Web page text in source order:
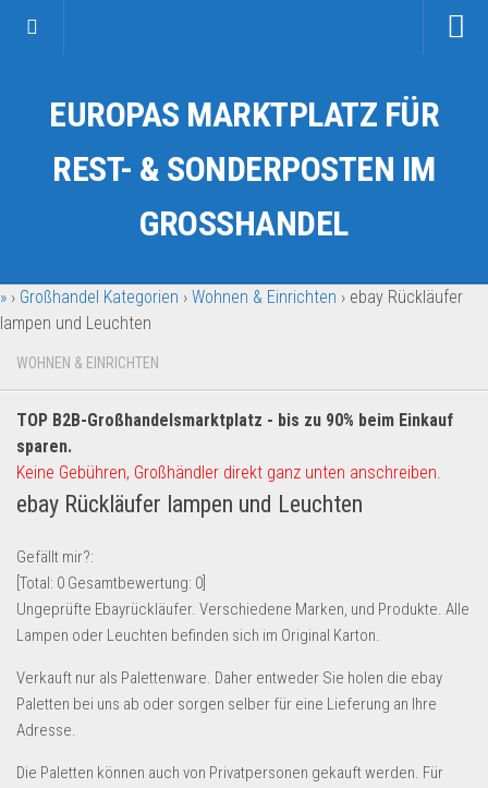
Kategorien
Auto & Motorrad
Fahrzeuge & Transport
Garten & Werkzeug
Geschäft, Büro & Schreibwaren
Geschenkartikel
Handy und Smartphone
Kosmetik & Pflege
Lebensmittel & Getränke
Multimedia & Elektro
Münzen
Spielzeug & Games
Sport & Freizeit
Uhren & Schmuck
Wohnen & Einrichten
EUROPAS MARKTPLATZ FÜR
REST- & SONDERPOSTEN IM
GROSSHANDEL
» › Großhandel Kategorien › Wohnen & Einrichten › ebay Rückläufer
lampen und Leuchten
WOHNEN & EINRICHTEN
TOP B2B-Großhandelsmarktplatz - bis zu 90% beim Einkauf
sparen.
Keine Gebühren, Großhändler direkt ganz unten anschreiben.
ebay Rückläufer lampen und Leuchten
Gefällt mir?:
[Total: 0 Gesamtbewertung: 0
Ungeprüfte Ebayrückläufer. Verschiedene Marken, und Produkte. Alle
Lampen oder Leuchten befinden sich im Original Karton.
Verkauft nur als Palettenware. Daher entweder Sie holen die ebay
Paletten bei uns ab oder sorgen selber für eine Lieferung an Ihre
Adresse.
Die Paletten können auch von Privatpersonen gekauft werden. Für